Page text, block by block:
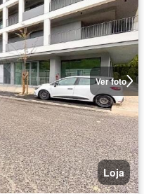
Ver foto
Loja